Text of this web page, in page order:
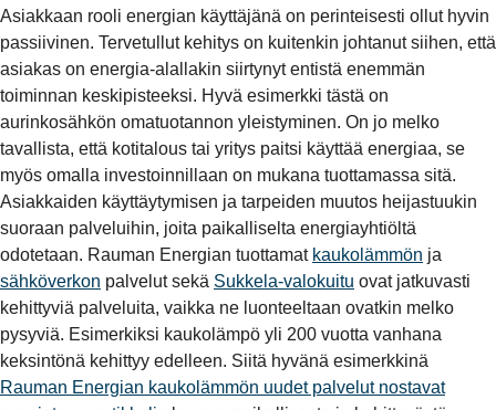
Asiakkaan rooli energian käyttäjänä on perinteisesti ollut hyvin
passiivinen. Tervetullut kehitys on kuitenkin johtanut siihen, että
asiakas on energia-alallakin siirtynyt entistä enemmän
toiminnan keskipisteeksi. Hyvä esimerkki tästä on
aurinkosähkön omatuotannon yleistyminen. On jo melko
tavallista, että kotitalous tai yritys paitsi käyttää energiaa, se
myös omalla investoinnillaan on mukana tuottamassa sitä.
Asiakkaiden käyttäytymisen ja tarpeiden muutos heijastuukin
suoraan palveluihin, joita paikalliselta energiayhtiöltä
odotetaan. Rauman Energian tuottamat kaukolämmön ja
sähköverkon palvelut sekä Sukkela-valokuitu ovat jatkuvasti
kehittyviä palveluita, vaikka ne luonteeltaan ovatkin melko
pysyviä. Esimerkiksi kaukolämpö yli 200 vuotta vanhana
keksintönä kehittyy edelleen. Siitä hyvänä esimerkkinä
Rauman Energian kaukolämmön uudet palvelut nostavat